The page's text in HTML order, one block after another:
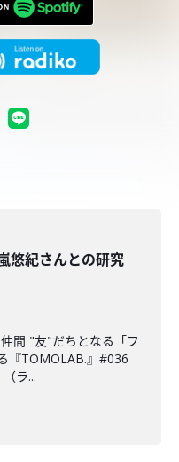
紀さんとの研究
間 "友"だちとなる「フ
『TOMOLAB.』#036
ラ...